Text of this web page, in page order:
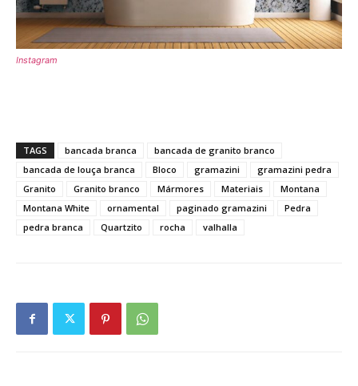
Instagram
TAGS bancada branca
bancada de granito branco
bancada de louça branca
Bloco gramazini
gramazini pedra
Granito
Granito branco Mármores Materiais
Montana
Montana White
ornamental paginado gramazini
Pedra
pedra branca
Quartzito rocha valhalla